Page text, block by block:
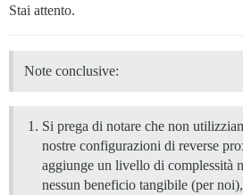
Stai attento.
Note conclusive:
Si prega di notare che non
nostre configurazioni di reverse
aggiunge un livello di complessità
nessun beneficio tangibile (per